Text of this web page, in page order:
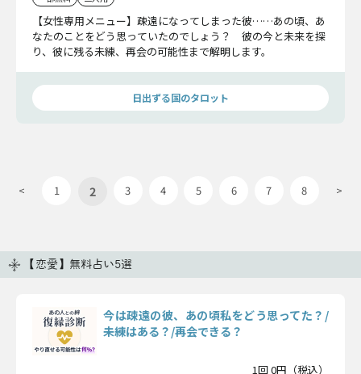
【女性専用メニュー】疎遠になってしまった彼……あの頃、あ
なたのことをどう思っていたのでしょう？ 彼の今と未来を探
り、彼に残る未練、再会の可能性まで解明します。
日出ずる国のタロット
< 1 2 3 4 5 6 7 8 >
【恋愛】無料占い5選
今は疎遠の彼、あの頃私をどう思ってた？/
未練はある？/再会できる？
1回 0円（税込）